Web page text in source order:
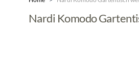
Nardi Komodo